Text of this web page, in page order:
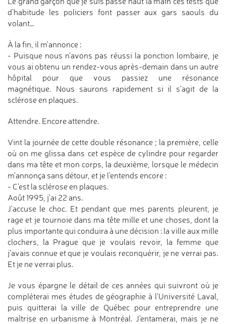
d'habitude les policiers font passer aux gars saouls du
volant…
À la fin, il m'annonce :
- Puisque nous n'avons pas réussi la ponction lombaire, je
vous ai obtenu un rendez-vous après-demain dans un autre
hôpital pour que vous passiez une résonance
magnétique. Nous saurons rapidement si il s'agit de la
sclérose en plaques.
Attendre. Encore attendre.
Vint la journée de cette double résonance ; la première, celle
où on me glissa dans cet espèce de cylindre pour regarder
dans ma tête et mon corps, la deuxième, lorsque le médecin
m'annonça sans détour, et je l'entends encore :
- C'est la sclérose en plaques.
Août 1995, j'ai 22 ans.
J'accuse le choc. Et pendant que mes parents pleurent, je
rage et je tournoie dans ma tête mille et une choses, dont la
plus importante qui conduira à une décision : la ville aux mille
clochers, la Prague que je voulais revoir, la femme que
j'avais connue et que je voulais reconquérir, je ne verrai pas.
Et je ne verrai plus.
Je vous épargne le détail de ces années qui suivront où je
compléterai mes études de géographie à l'Université Laval,
puis quitterai la ville de Québec pour entreprendre une
maîtrise en urbanisme à Montréal. J'entamerai, mais je ne